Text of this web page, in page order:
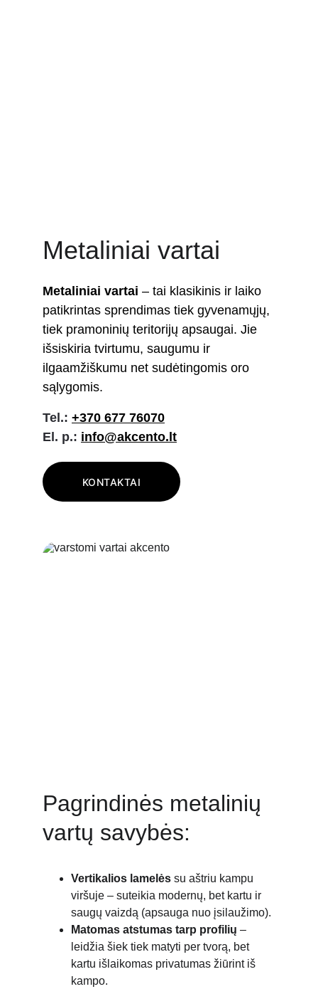
Metaliniai vartai
Metaliniai vartai – tai klasikinis ir laiko
patikrintas sprendimas tiek gyvenamųjų,
tiek pramoninių teritorijų apsaugai. Jie
išsiskiria tvirtumu, saugumu ir
ilgaamžiškumu net sudėtingomis oro
sąlygomis.
Tel.: +370 677 76070
El. p.: info@akcento.lt
KONTAKTAI
Pagrindinės metalinių
vartų savybės:
Vertikalios lamelės su aštriu kampu
viršuje – suteikia modernų, bet kartu ir
saugų vaizdą (apsauga nuo įsilaužimo).
Matomas atstumas tarp profilių –
leidžia šiek tiek matyti per tvorą, bet
kartu išlaikomas privatumas žiūrint iš
kampo.